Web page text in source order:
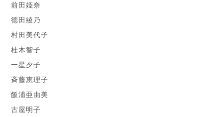
前田姫奈
徳田綾乃
村田美代子
桂木智子
一星夕子
斉藤恵理子
飯浦亜由美
古屋明子